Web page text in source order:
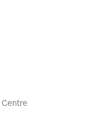
Centre